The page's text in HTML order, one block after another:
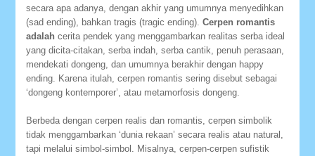
secara apa adanya, dengan akhir yang umumnya menyedihkan
(sad ending), bahkan tragis (tragic ending).Cerpen romantis
adalah cerita pendek yang menggambarkan realitas serba ideal
yang dicita-citakan, serba indah, serba cantik, penuh perasaan,
mendekati dongeng, dan umumnya berakhir dengan happy
ending. Karena itulah, cerpen romantis sering disebut sebagai
‘dongeng kontemporer’, atau metamorfosis dongeng.
Berbeda dengan cerpen realis dan romantis, cerpen simbolik
tidak menggambarkan ‘dunia rekaan’ secara realis atau natural,
tapi melalui simbol-simbol. Misalnya, cerpen-cerpen sufistik